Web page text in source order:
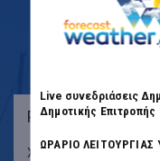
Live συνεδριάσεις
Δημοτικής Επιτροπής
ΩΡΑΡΙΟ
Ρυθμίσεις Cookies
Χρησιμοποιούμε